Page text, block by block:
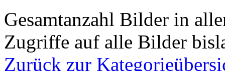
Gesamtanzahl Bilder in
Zugriffe auf alle Bilder
Zurück zur